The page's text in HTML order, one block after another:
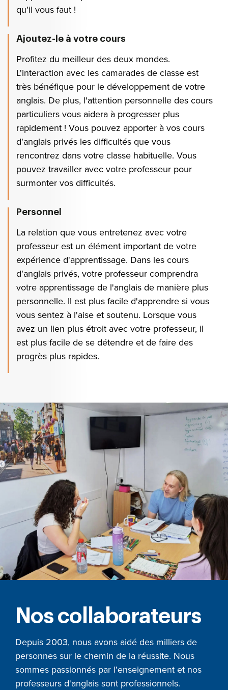
qu'il vous faut !
Ajoutez-le à votre cours
Profitez du meilleur des deux mondes.
L'interaction avec les camarades de classe est
très bénéfique pour le développement de votre
anglais. De plus, l'attention personnelle des cours
particuliers vous aidera à progresser plus
rapidement ! Vous pouvez apporter à vos cours
d'anglais privés les difficultés que vous
rencontrez dans votre classe habituelle. Vous
pouvez travailler avec votre professeur pour
surmonter vos difficultés.
Personnel
La relation que vous entretenez avec votre
professeur est un élément important de votre
expérience d'apprentissage. Dans les cours
d'anglais privés, votre professeur comprendra
votre apprentissage de l'anglais de manière plus
personnelle. Il est plus facile d'apprendre si vous
vous sentez à l'aise et soutenu. Lorsque vous
avez un lien plus étroit avec votre professeur, il
est plus facile de se détendre et de faire des
progrès plus rapides.
Nos collaborateurs
Depuis 2003, nous avons aidé des milliers de
personnes sur le chemin de la réussite. Nous
sommes passionnés par l'enseignement et nos
professeurs d'anglais sont professionnels.